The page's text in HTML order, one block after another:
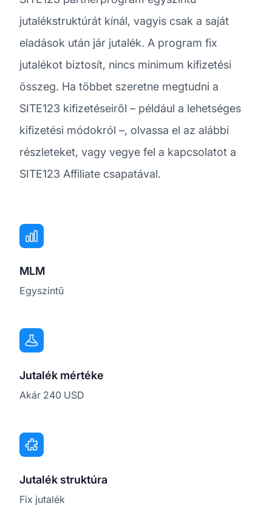
jutalékstruktúrát kínál, vagyis csak a saját
eladások után jár jutalék. A program fix
jutalékot biztosít, nincs minimum kifizetési
összeg. Ha többet szeretne megtudni a
SITE123 kifizetéseiről – például a lehetséges
kifizetési módokról –, olvassa el az alábbi
részleteket, vagy vegye fel a kapcsolatot a
SITE123 Affiliate csapatával.
MLM
Egyszintű
Jutalék mértéke
Akár 240 USD
Jutalék struktúra
Fix jutalék